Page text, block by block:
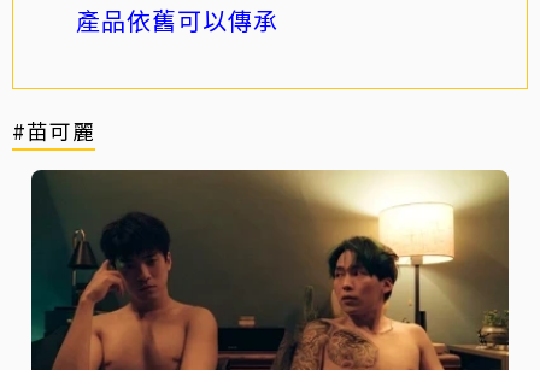
產品依舊可以傳承
#苗可麗